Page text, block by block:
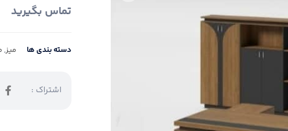
تماس بگیرید
دسته بندی ها میز,